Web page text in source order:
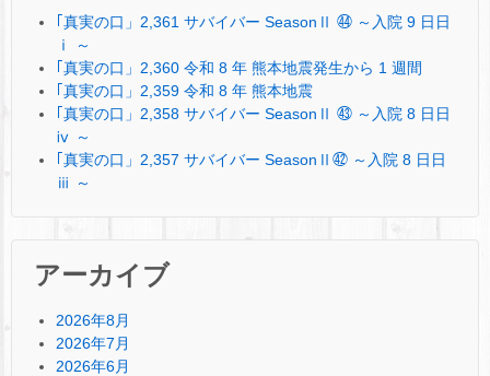
｢真実の口」2,361 サバイバー SeasonⅡ ㊹ ～入院 9 日日
ⅰ ～
｢真実の口」2,360 令和 8 年 熊本地震発生から 1 週間
｢真実の口」2,359 令和 8 年 熊本地震
｢真実の口」2,358 サバイバー SeasonⅡ ㊸ ～入院 8 日日
ⅳ ～
｢真実の口」2,357 サバイバー SeasonⅡ㊷ ～入院 8 日日
ⅲ ～
アーカイブ
2026年8月
2026年7月
2026年6月